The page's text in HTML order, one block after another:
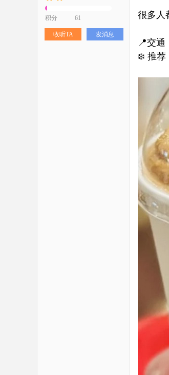
积分 61
收听TA 发消息
很多人
📍交通
❄️ 推荐